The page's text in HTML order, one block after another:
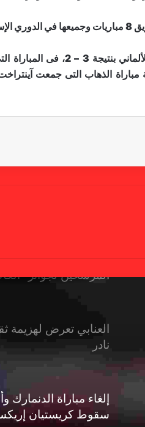
وخرج برشلونة من مسابقة الدوري الأوروبي من دور ربع النهائي بعد سقوطه
الذهاب التى جمعت
جاهزية منشآت دورة
أزمة نفسية وراء غياب
بسبب تصريحات
حضور عربي قوي في
المرشحين لجوائز
العنابي تعرض لهزيمة
نادر
إلغاء مباراة الدنمارك
سقوط كريستيان